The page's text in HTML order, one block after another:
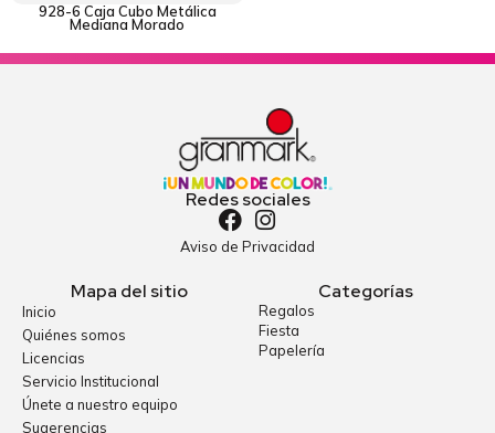
928-6 Caja Cubo Metálica
Mediana Morado
Redes sociales
Aviso de Privacidad
Mapa del sitio
Inicio
Quiénes somos
Licencias
Servicio Institucional
Únete a nuestro equipo
Sugerencias
Categorías
Regalos
Fiesta
Papelería